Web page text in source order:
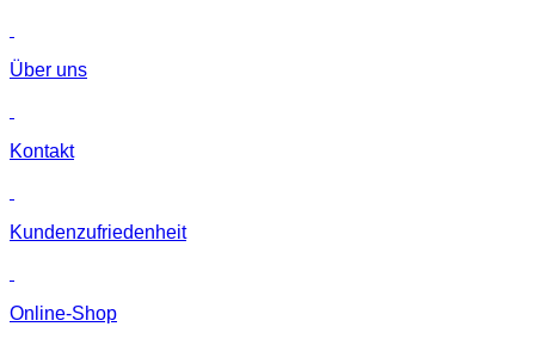
Über uns
Kontakt
Kunden­zufriedenheit
Online-Shop